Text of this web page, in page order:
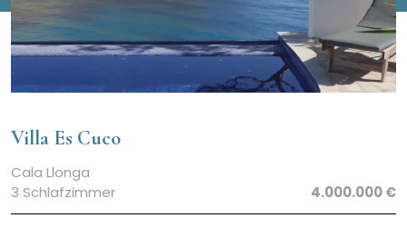
Villa Es Cuco
Cala Llonga
3 Schlafzimmer
4.000.000 €